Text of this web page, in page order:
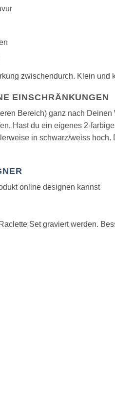
zwischendurch. Klein und
EINSCHRÄNKUNGEN
Bereich) ganz nach
Hast du ein eigenes 2-
in schwarz/weiss hoch.
online designen kannst
Set graviert werden.